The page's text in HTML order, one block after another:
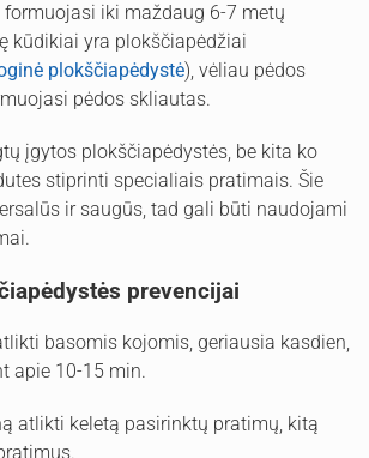
iki maždaug 6-7 metų
kūdikiai yra plokščiapėdžiai
plokščiapėdystė), vėliau pėdos
pėdos skliautas.
įgytos plokščiapėdystės, be kita ko
stiprinti specialiais pratimais. Šie
ir saugūs, tad gali būti naudojami
prevencijai
basomis kojomis, geriausia kasdien,
apie 10-15 min.
atlikti keletą pasirinktų pratimų, kitą